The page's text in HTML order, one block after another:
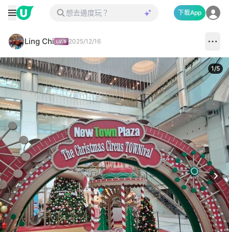
下載App
Ling Chi 2025/12/16
1/5